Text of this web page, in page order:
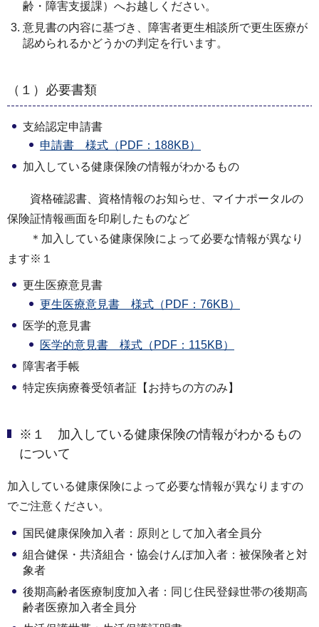
齢・障害支援課）へお越しください。
意見書の内容に基づき、障害者更生相談所で更生医療が
認められるかどうかの判定を行います。
（１）必要書類
支給認定申請書
申請書 様式（PDF：188KB）
加入している健康保険の情報がわかるもの
資格確認書、資格情報のお知らせ、マイナポータルの
保険証情報画面を印刷したものなど
＊加入している健康保険によって必要な情報が異なり
ます※１
更生医療意見書
更生医療意見書 様式（PDF：76KB）
医学的意見書
医学的意見書 様式（PDF：115KB）
障害者手帳
特定疾病療養受領者証【お持ちの方のみ】
※１ 加入している健康保険の情報がわかるもの
について
加入している健康保険によって必要な情報が異なりますの
でご注意ください。
国民健康保険加入者：原則として加入者全員分
組合健保・共済組合・協会けんぽ加入者：被保険者と対
象者
後期高齢者医療制度加入者：同じ住民登録世帯の後期高
齢者医療加入者全員分